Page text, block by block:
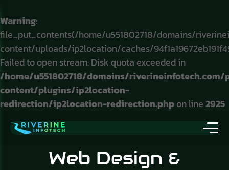
Warning:
file_put_contents(/home/u551802718/domains/
content/uploads/ip2location/caches/
Failed to open stream: Disk quota exceeded in
/home/u551802718/domains/
content/plugins/ip2location-
redirection/ip2location-redirection.phpon line2925
Web Design &